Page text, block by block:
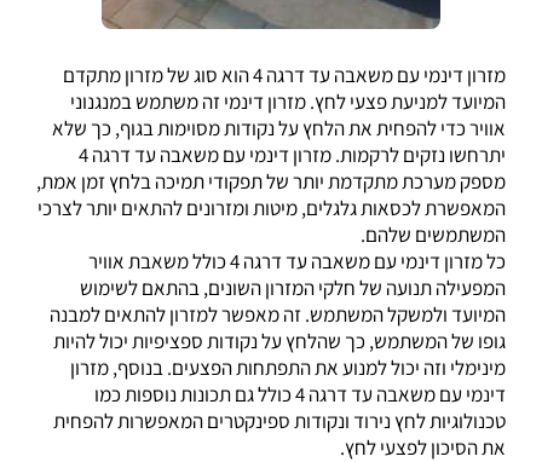
מזרון דינמי עם משאבה עד דרגה 4 הוא סוג של מזרון מתקדם
המיועד למניעת פצעי לחץ. מזרון דינמי זה משתמש במנגנוני
אוויר כדי להפחית את הלחץ על נקודות מסוימות בגוף, כך שלא
יתרחשו נזקים לרקמות. מזרון דינמי עם משאבה עד דרגה 4
מספק מערכת מתקדמת יותר של תפקודי תמיכה בלחץ זמן אמת,
המאפשרת לכסאות גלגלים, מיטות ומזרונים להתאים יותר לצרכי
המשתמשים שלהם.
כל מזרון דינמי עם משאבה עד דרגה 4 כולל משאבת אוויר
המפעילה תנועה של חלקי המזרון השונים, בהתאם לשימוש
המיועד ולמשקל המשתמש. זה מאפשר למזרון להתאים למבנה
גופו של המשתמש, כך שהלחץ על נקודות ספציפיות יכול להיות
מינימלי וזה יכול למנוע את התפתחות הפצעים. בנוסף, מזרון
דינמי עם משאבה עד דרגה 4 כולל גם תכונות נוספות כמו
טכנולוגיות לחץ נירוד ונקודות ספינקטרים המאפשרות להפחית
את הסיכון לפצעי לחץ.